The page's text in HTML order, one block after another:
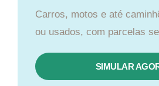
Carros, motos e até
ou usados, com parcelas
SIMULAR